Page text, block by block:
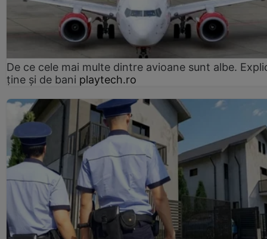
De ce cele mai multe dintre avioane sunt albe.
ține și de bani playtech.ro